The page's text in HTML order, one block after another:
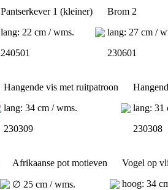
Pantserkever 1 (kleiner)
lang: 22 cm / wms.
240501
Brom 2
lang: 27 cm /
230601
Hangende vis met ruitpatroon
lang: 34 cm / wms.
230309
lang: 31
230308
Afrikaanse pot motieven
∅ 25 cm / wms.
Vogel op
hoog: 34